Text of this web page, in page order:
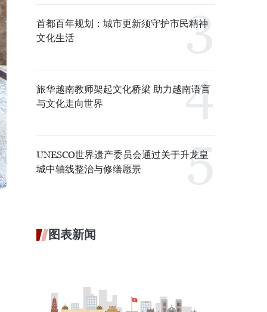
首都百年规划：城市更新须守护市民精神
文化生活
旅华越南教师架起文化桥梁 助力越南语言
与文化走向世界
UNESCO世界遗产委员会通过关于升龙皇
城中轴线整治与修缮愿景
图表新闻